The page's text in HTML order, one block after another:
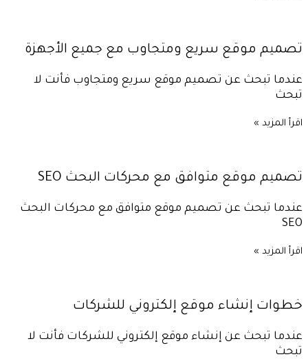
تصميم موقع سريع ومتجاوب مع جميع الأجهزة
عندما تبحث عن تصميم موقع سريع ومتجاوب فأنت لا
تبحث
اقرأ المزيد »
تصميم موقع متوافق مع محركات البحث SEO
عندما تبحث عن تصميم موقع متوافق مع محركات البحث
SEO
اقرأ المزيد »
خطوات إنشاء موقع إلكتروني للشركات
عندما تبحث عن إنشاء موقع إلكتروني للشركات فأنت لا
تبحث